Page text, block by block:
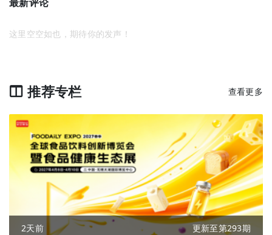
这里空空如也，期待你的发声！
推荐专栏 查看更多
2天前 更新至第293期